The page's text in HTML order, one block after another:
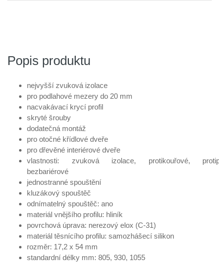
Popis produktu
nejvyšší zvuková izolace
pro podlahové mezery do 20 mm
nacvakávací krycí profil
skryté šrouby
dodatečná montáž
pro otočné křídlové dveře
pro dřevěné interiérové dveře
vlastnosti: zvuková izolace, protikouřové,
bezbariérové
jednostranné spouštění
kluzákový spouštěč
odnímatelný spouštěč: ano
materiál vnějšího profilu: hliník
povrchová úprava: nerezový elox (C-31)
materiál těsnícího profilu: samozhášecí silikon
rozměr: 17,2 x 54 mm
standardní délky mm: 805, 930, 1055